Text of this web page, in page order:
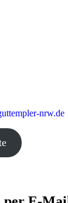
nrw.de